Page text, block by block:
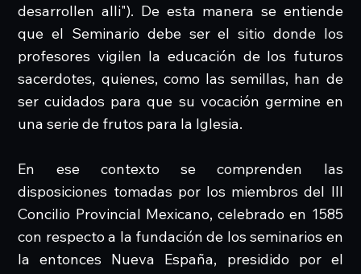
desarrollen alli"). De esta manera se entiende
que el Seminario debe ser el sitio donde los
profesores vigilen la educación de los futuros
sacerdotes, quienes, como las semillas, han de
ser cuidados para que su vocación germine en
una serie de frutos para la Iglesia.
En ese contexto se comprenden las
disposiciones tomadas por los miembros del Ill
Concilio Provincial Mexicano, celebrado en 1585
con respecto a la fundación de los seminarios en
la entonces Nueva España, presidido por el